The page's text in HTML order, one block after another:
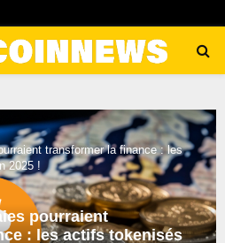
transformer la finance : les
2025 !
pourraient
: les actifs tokenisés